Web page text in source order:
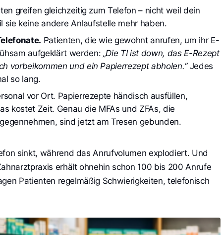
greifen gleichzeitig zum Telefon – nicht weil dein
keine andere Anlaufstelle mehr haben.
Patienten, die wie gewohnt anrufen, um ihr E-
aufgeklärt werden: „Die TI ist down, das E-Rezept
vorbeikommen und ein Papierrezept abholen.“ Jedes
so lang.
vor Ort. Papierrezepte händisch ausfüllen,
kostet Zeit. Genau die MFAs und ZFAs, die
sind jetzt am Tresen gebunden.
sinkt, während das Anrufvolumen explodiert. Und
erhält ohnehin schon 100 bis 200 Anrufe
Patienten regelmäßig Schwierigkeiten, telefonisch